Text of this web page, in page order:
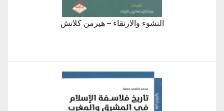
النشوء والارتقاء – هيرمن كلاتش